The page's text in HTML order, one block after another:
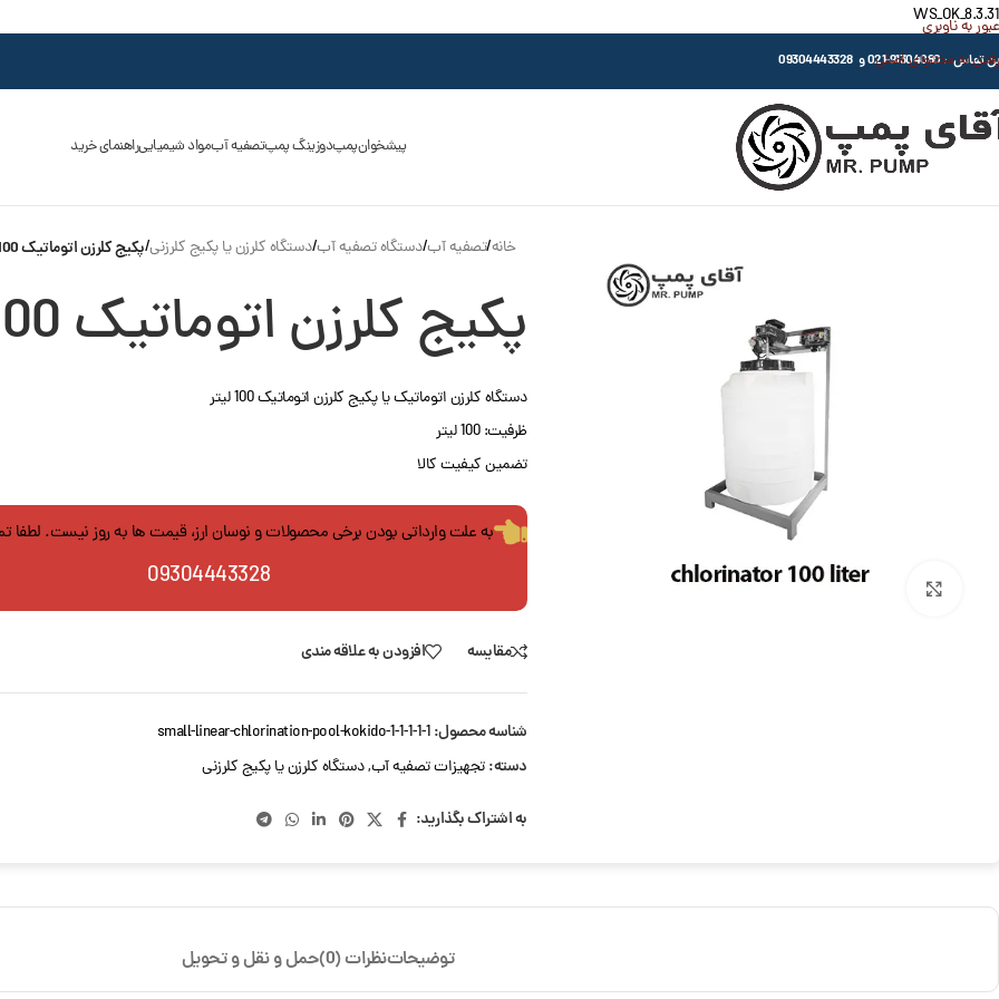
WS_OK_8.3.31
عبور به ناوبری
رفتن به محتوای اصلی
: 91304080-021 و 09304443328
پیشخوانپمپدوزینگ پمپتصفیه آبمواد شیمیاییراهنمای خرید
بزرگنمایی تصویر
خانه/تصفیه آب/دستگاه تصفیه آب/دستگاه کلرزن یا پکیج کلرزنی/پکیج کلرزن اتوماتیک 100 لیتر
پکیج کلرزن اتوماتیک 100 لیتر
دستگاه کلرزن اتوماتیک یا پکیج کلرزن اتوماتیک 100 لیتر
ظرفیت: 100 لیتر
تضمین کیفیت کالا
به علت وارداتی بودن برخی محصولات و نوسان ارز، قیمت ها به روز نیست. لطفا
09304443328
مقایسه افزودن به علاقه مندی
شناسه محصول:small-linear-chlorination-pool-kokido-1-1-1-1-1
دسته: تجهیزات تصفیه آب,دستگاه کلرزن یا پکیج کلرزنی
به اشتراک بگذارید:
توضیحاتنظرات (0) حمل و نقل و تحویل